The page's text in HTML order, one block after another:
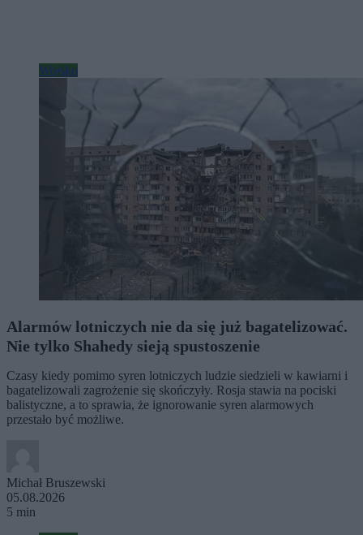
Wojsko
Alarmów lotniczych nie da się już bagatelizować.
Nie tylko Shahedy sieją spustoszenie
Czasy kiedy pomimo syren lotniczych ludzie siedzieli w kawiarni i
bagatelizowali zagrożenie się skończyły. Rosja stawia na pociski
balistyczne, a to sprawia, że ignorowanie syren alarmowych
przestało być możliwe.
Michał Bruszewski
05.08.2026
5 min